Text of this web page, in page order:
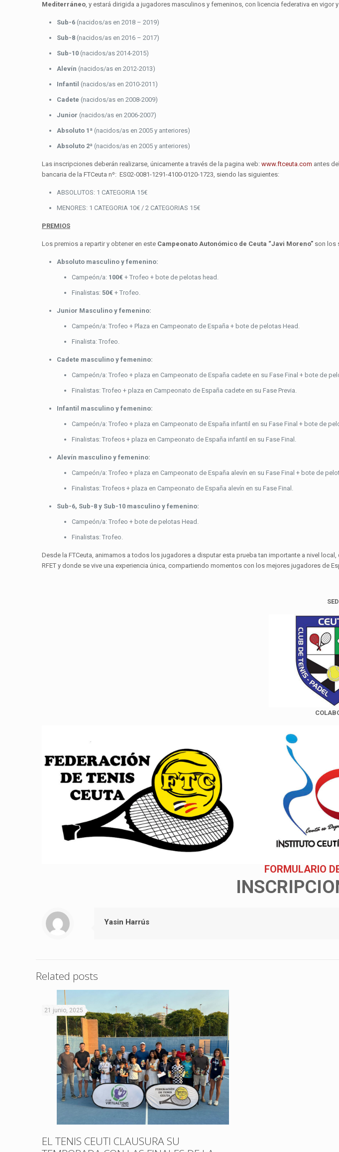
Mediterráneo, y estará dirigida a jugadores masculinos y femeninos, con licencia federativa en vigor
Sub-6 (nacidos/as en 2018 – 2019)
Sub-8 (nacidos/as en 2016 – 2017)
Sub-10 (nacidos/as 2014-2015)
Alevín (nacidos/as en 2012-2013)
Infantil (nacidos/as en 2010-2011)
Cadete (nacidos/as en 2008-2009)
Junior (nacidos/as en 2006-2007)
Absoluto 1ª (nacidos/as en 2005 y anteriores)
Absoluto 2ª (nacidos/as en 2005 y anteriores)
Las inscripciones deberán realizarse, únicamente a través de la pagina web: www.ftceuta.com antes
bancaria de la FTCeuta nº: ES02-0081-1291-4100-0120-1723, siendo las siguientes:
ABSOLUTOS: 1 CATEGORIA 15€
MENORES: 1 CATEGORIA 10€ / 2 CATEGORIAS 15€
PREMIOS
Los premios a repartir y obtener en este Campeonato Autonómico de Ceuta “Javi Moreno” son los
Absoluto masculino y femenino:
Campeón/a: 100€ + Trofeo + bote de pelotas head.
Finalistas: 50€ + Trofeo.
Junior Masculino y femenino:
Campeón/a: Trofeo + Plaza en Campeonato de España + bote de pelotas Head.
Finalista: Trofeo.
Cadete masculino y femenino:
Campeón/a: Trofeo + plaza en Campeonato de España cadete en su Fase Final + bote de
Finalistas: Trofeo + plaza en Campeonato de España cadete en su Fase Previa.
Infantil masculino y femenino:
Campeón/a: Trofeo + plaza en Campeonato de España infantil en su Fase Final + bote de
Finalistas: Trofeos + plaza en Campeonato de España infantil en su Fase Final.
Alevín masculino y femenino:
Campeón/a: Trofeo + plaza en Campeonato de España alevín en su Fase Final + bote de
Finalistas: Trofeos + plaza en Campeonato de España alevín en su Fase Final.
Sub-6, Sub-8 y Sub-10 masculino y femenino:
Campeón/a: Trofeo + bote de pelotas Head.
Finalistas: Trofeo.
Desde la FTCeuta, animamos a todos los jugadores a disputar esta prueba tan importante a nivel
RFET y donde se vive una experiencia única, compartiendo momentos con los mejores jugadores de
FORMULARIO
Yasin Harrús
Related posts
21 junio, 2025
EL TENIS CEUTI CLAUSURA SU